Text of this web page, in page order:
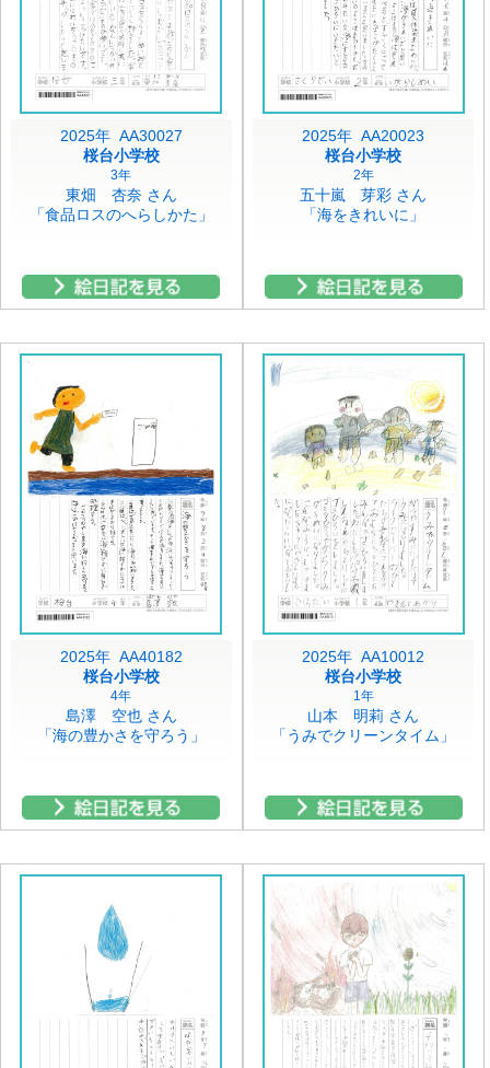
2025年 AA30027
桜台小学校
3年
東畑 杏奈 さん
「食品ロスのへらしかた」
2025年 AA20023
桜台小学校
2年
五十嵐 芽彩 さん
「海をきれいに」
2025年 AA40182
桜台小学校
4年
島澤 空也 さん
「海の豊かさを守ろう」
2025年 AA10012
桜台小学校
1年
山本 明莉 さん
「うみでクリーンタイム」